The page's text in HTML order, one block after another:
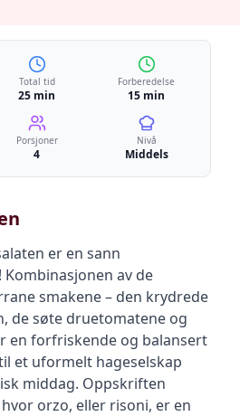
Total tid
25 min
Forberedelse
15 min
Porsjoner
4
Nivå
Middels
er en sann
av de
smakene – den krydrede
de søte druetomatene og
en forfriskende og balansert
et uformelt hageselskap
middag. Oppskriften
orzo, eller risoni, er en